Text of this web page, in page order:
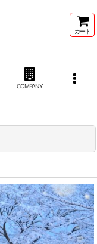
カート
COMPANY